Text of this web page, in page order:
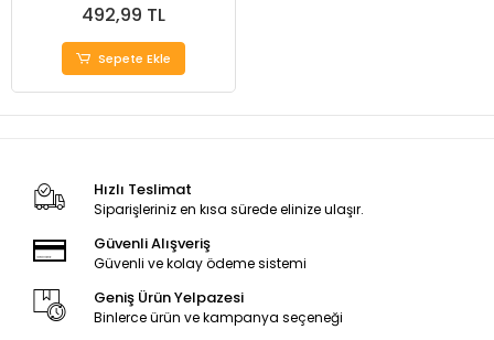
492,99 TL
Sepete Ekle
Hızlı Teslimat
Siparişleriniz en kısa sürede elinize ulaşır.
Güvenli Alışveriş
Güvenli ve kolay ödeme sistemi
Geniş Ürün Yelpazesi
Binlerce ürün ve kampanya seçeneği